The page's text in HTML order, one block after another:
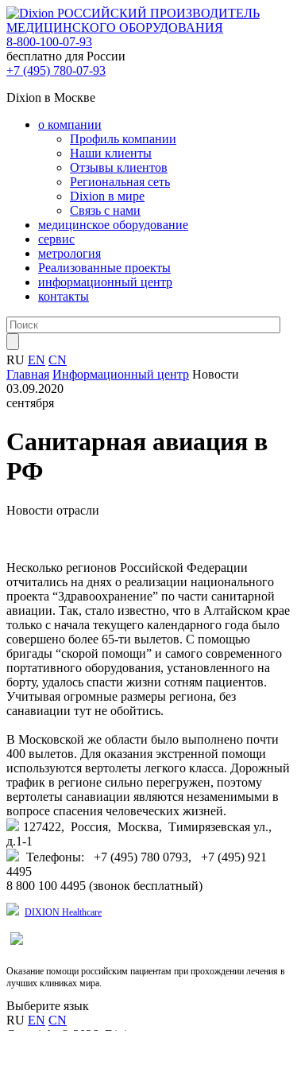
РОССИЙСКИЙ ПРОИЗВОДИТЕЛЬ
МЕДИЦИНСКОГО ОБОРУДОВАНИЯ
8-800-100-07-93
бесплатно для России
+7 (495) 780-07-93
Dixion в Москве
о компании
Профиль компании
Наши клиенты
Отзывы клиентов
Региональная сеть
Dixion в мире
Связь с нами
медицинское оборудование
сервис
метрология
Реализованные проекты
информационный центр
контакты
RU EN CN
Главная Информационный центр Новости
03.09.2020
сентября
Санитарная авиация в
РФ
Новости отрасли
Несколько регионов Российской Федерации
отчитались на днях о реализации национального
проекта “Здравоохранение” по части санитарной
авиации. Так, стало известно, что в Алтайском крае
только с начала текущего календарного года было
совершено более 65-ти вылетов. С помощью
бригады “скорой помощи” и самого современного
портативного оборудования, установленного на
борту, удалось спасти жизни сотням пациентов.
Учитывая огромные размеры региона, без
санавиации тут не обойтись.
В Московской же области было выполнено почти
400 вылетов. Для оказания экстренной помощи
используются вертолеты легкого класса. Дорожный
трафик в регионе сильно перегружен, поэтому
вертолеты санавиации являются незаменимыми в
вопросе спасения человеческих жизней.
127422, Россия, Москва, Тимирязевская ул.,
д.1-1
Телефоны: +7 (495) 780 0793, +7 (495) 921
4495
8 800 100 4495 (звонок бесплатный)
DIXION Healthcare
Оказание помощи российским пациентам при прохождении лечения в
лучших клиниках мира.
Выберите язык
RU EN CN
Copyright © 2026, Dixion